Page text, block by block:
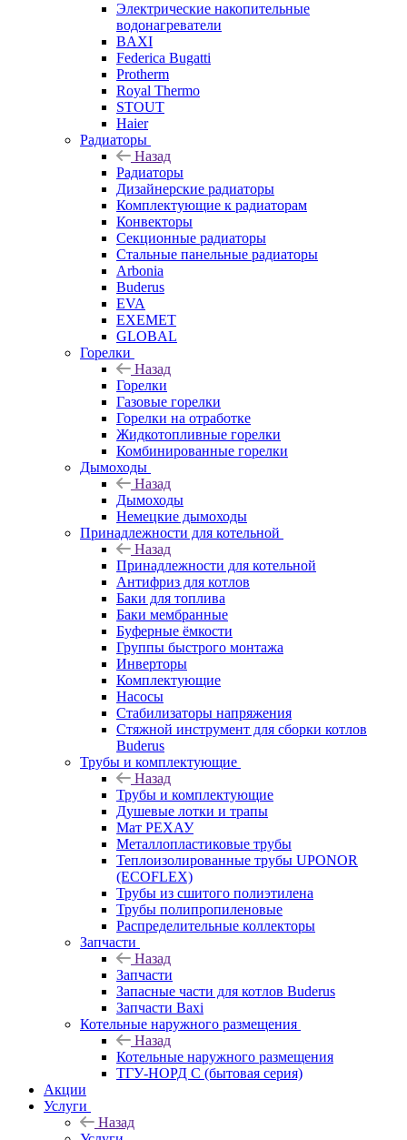
Электрические накопительные
водонагреватели
BAXI
Federica Bugatti
Protherm
Royal Thermo
STOUT
Haier
Радиаторы
Назад
Радиаторы
Дизайнерские радиаторы
Комплектующие к радиаторам
Конвекторы
Секционные радиаторы
Стальные панельные радиаторы
Arbonia
Buderus
EVA
EXEMET
GLOBAL
Горелки
Назад
Горелки
Газовые горелки
Горелки на отработке
Жидкотопливные горелки
Комбинированные горелки
Дымоходы
Назад
Дымоходы
Немецкие дымоходы
Принадлежности для котельной
Назад
Принадлежности для котельной
Антифриз для котлов
Баки для топлива
Баки мембранные
Буферные ёмкости
Группы быстрого монтажа
Инверторы
Комплектующие
Насосы
Стабилизаторы напряжения
Стяжной инструмент для сборки котлов
Buderus
Трубы и комплектующие
Назад
Трубы и комплектующие
Душевые лотки и трапы
Мат РЕХАУ
Металлопластиковые трубы
Теплоизолированные трубы UPONOR
(ECOFLEX)
Трубы из сшитого полиэтилена
Трубы полипропиленовые
Распределительные коллекторы
Запчасти
Назад
Запчасти
Запасные части для котлов Buderus
Запчасти Baxi
Котельные наружного размещения
Назад
Котельные наружного размещения
ТГУ-НОРД С (бытовая серия)
Акции
Услуги
Назад